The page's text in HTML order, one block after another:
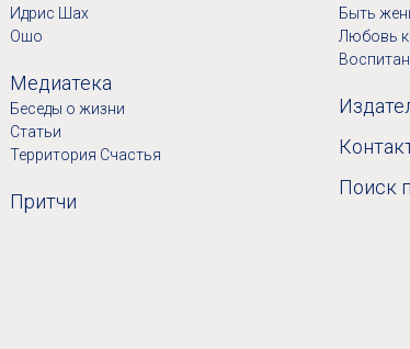
Идрис Шах
Ошо
Медиатека
Беседы о жизни
Статьи
Территория Счастья
Притчи
Быть
Любовь к
Поиск